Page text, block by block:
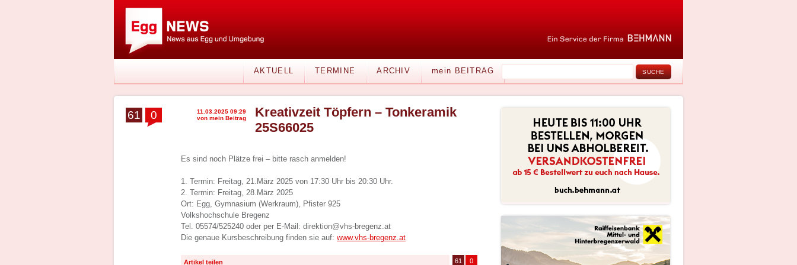
AKTUELL TERMINE ARCHIV mein BEITRAG
61 0
11.03.2025 09:29
von mein Beitrag
Kreativzeit Töpfern – Tonkeramik
25S66025
Es sind noch Plätze frei – bitte rasch anmelden!
1. Termin: Freitag, 21.März 2025 von 17:30 Uhr bis 20:30 Uhr.
2. Termin: Freitag, 28.März 2025
Ort: Egg, Gymnasium (Werkraum), Pfister 925
Volkshochschule Bregenz
Tel. 05574/525240 oder per E-Mail: direktion@vhs-bregenz.at
Die genaue Kursbeschreibung finden sie auf: www.vhs-bregenz.at
Artikel teilen 61 0